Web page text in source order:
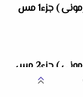
امتحان الكتروني أحياء درس ( التنسيق الهرمونى ) جزء1 مس
امتحان الكتروني أحياء درس ( التنسيق الهرمونى ) جزء2 مس